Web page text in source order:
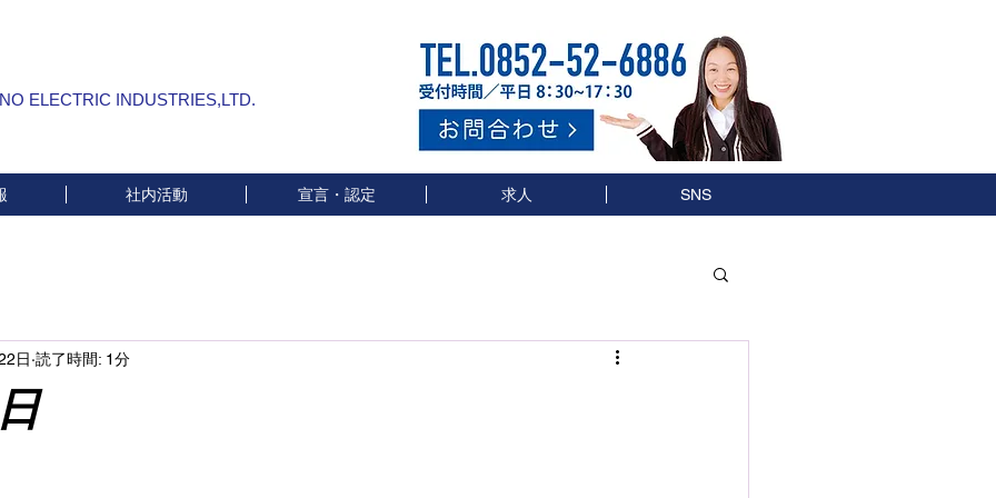
ELECTRIC INDUSTRIES,LTD.
社内活動 宣言・認定 求人 SNS
日 読了時間: 1分